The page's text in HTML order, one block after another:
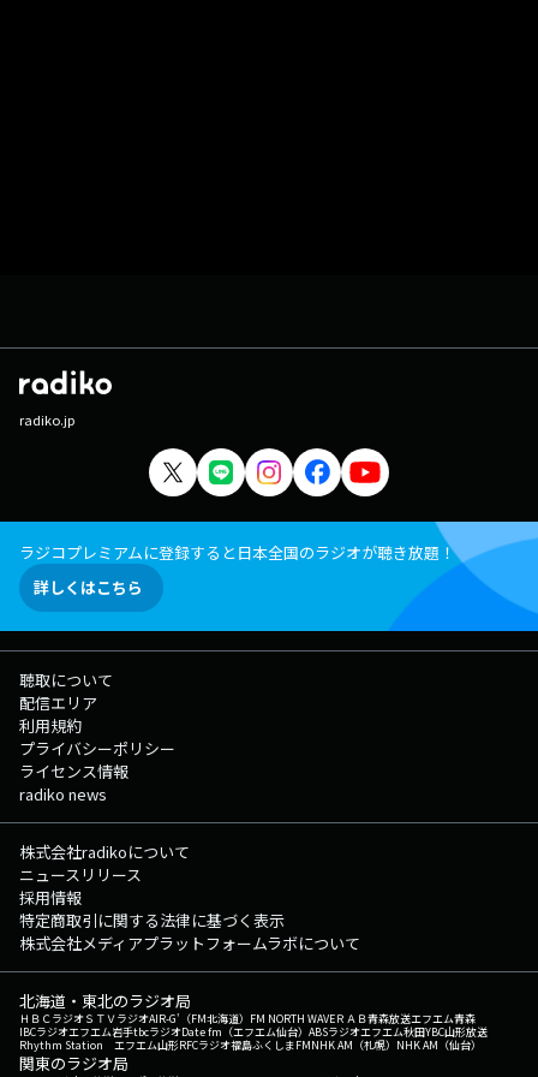
radiko.jp
ラジコプレミアムに登録すると日本全国のラジオが聴き放題！
詳しくはこちら
聴取について
配信エリア
利用規約
プライバシーポリシー
ライセンス情報
radiko news
株式会社radikoについて
ニュースリリース
採用情報
特定商取引に関する法律に基づく表示
株式会社メディアプラットフォームラボについて
北海道・東北のラジオ局
ＨＢＣラジオＳＴＶラジオAIR-G'（FM北海道） FM NORTH WAVEＲＡＢ青森放送エフエム青森
IBCラジオエフエム岩手tbcラジオDate fm（エフエム仙台） ABSラジオエフエム秋田YBC山形放送
Rhythm Station エフエム山形RFCラジオ福島ふくしまFMNHK AM（札幌） NHK AM（仙台）
関東のラジオ局